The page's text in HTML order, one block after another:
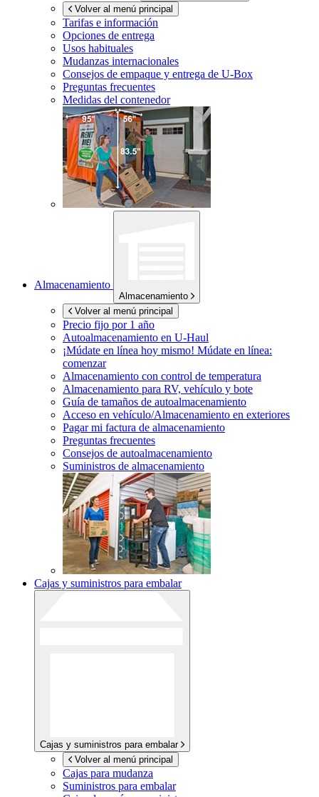
Volver al menú principal
Tarifas e información
Opciones de entrega
Usos habituales
Mudanzas internacionales
Consejos de empaque y entrega de U-Box
Preguntas frecuentes
Medidas del contenedor
Almacenamiento
Almacenamiento
Volver al menú principal
Precio fijo por 1 año
Autoalmacenamiento en U-Haul
¡Múdate en línea hoy mismo! Múdate en línea:
comenzar
Almacenamiento con control de temperatura
Almacenamiento para RV, vehículo y bote
Guía de tamaños de autoalmacenamiento
Acceso en vehículo/Almacenamiento en exteriores
Pagar mi factura de almacenamiento
Preguntas frecuentes
Consejos de autoalmacenamiento
Suministros de almacenamiento
Cajas y suministros para embalar
Cajas y suministros para embalar
Volver al menú principal
Cajas para mudanza
Suministros para embalar